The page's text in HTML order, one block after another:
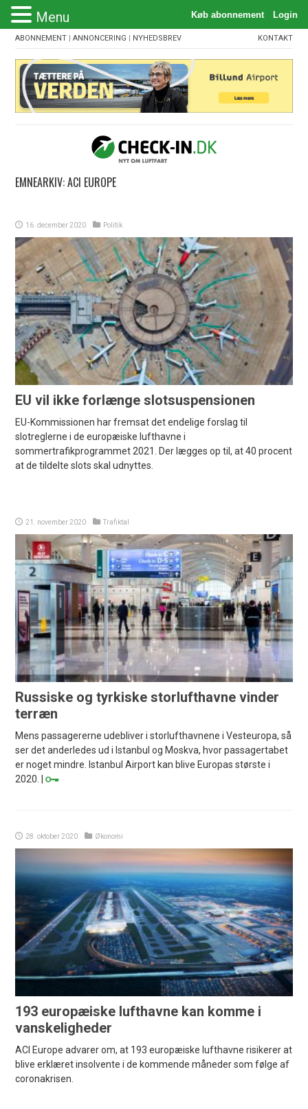
ABONNEMENT |ANNONCERING | NYHEDSBREV KONTAKT
EMNEARKIV:ACI EUROPE
16. december 2020 Politik
EU vil ikke forlænge slotsuspensionen
EU-Kommissionen har fremsat det endelige forslag til
slotreglerne i de europæiske lufthavne i
sommertrafikprogrammet 2021. Der lægges op til, at 40 procent
at de tildelte slots skal udnyttes.
21. november 2020 Trafiktal
Russiske og tyrkiske storlufthavne vinder
terræn
Mens passagererne udebliver i storlufthavnene i Vesteuropa, så
ser det anderledes ud i Istanbul og Moskva, hvor passagertabet
er noget mindre. Istanbul Airport kan blive Europas største i
2020. |
28. oktober 2020 Økonomi
193 europæiske lufthavne kan komme i
vanskeligheder
ACI Europe advarer om, at 193 europæiske lufthavne risikerer at
blive erklæret insolvente i de kommende måneder som følge af
coronakrisen.
Menu